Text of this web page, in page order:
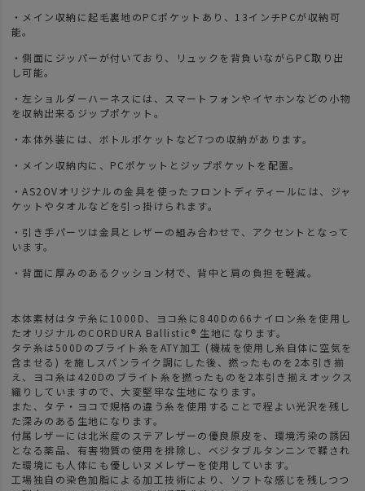
・メイン収納に起毛裏地のPCポケットあり、13インチPCが収納可
能。
・側面にジッパーが付いており、リュックを背負いながらPC取り出
し可能。
・左ショルダーハーネスには、スマートフォンやイヤホンなどの小物
を収納出来るジップポケット。
・本体外装には、ボトルポケットなど7つの収納があります。
・メイン収納内に、PCポケットとジップポケットを配置。
・AS2OVオリジナルの金具を使ったフロントディティールには、ジャ
ケットやタオルなどを引っ掛けられます。
・引き手パーツは金具とレザーの組み合わせで、アクセントとなって
います。
・背面に厚みのあるクッション材で、背中と肩の負担を軽減。
本体素材はタテ糸に1000D、ヨコ糸に840Dの66ナイロン糸を使用し
たオリジナルのCORDURA Ballistic® 生地になります。
タテ糸は500Dのブライト糸をATY加工 (機械を使用し糸自体に空気を
含ませる) を施しスパンライク調にした後、撚ったものを2本引き揃
え、ヨコ糸は420Dのブライト糸を撚ったものを2本引き揃えオックス
織りしていますので、大変堅牢な生地になります。
また、タテ・ヨコで規格の違う糸を使用することで程よい光沢を残し
た深みのある生地になります。
付属レザーには北米産のステアレザーの優良原皮を、環境汚染の誘因
となる薬品、有害物質の使用を排除し、ベジタブルタンニンで鞣され
た環境にも人体にも優しいヌメレザーを使用しています。
工場独自の染色加脂による加工技術により、ソフトな感じを残しつつ